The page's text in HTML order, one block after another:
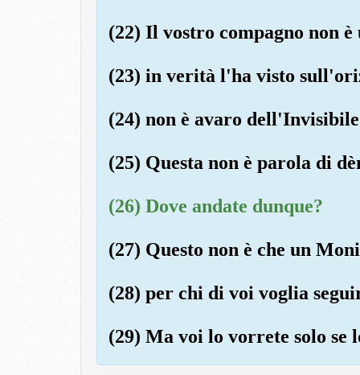
(22) Il vostro compagno non
(23) in verità l'ha visto
(24) non è avaro
(25) Questa non è parola di
(26) Dove andate dunque?
(27) Questo non è che un
(28) per chi di voi voglia
(29) Ma voi lo vorrete solo